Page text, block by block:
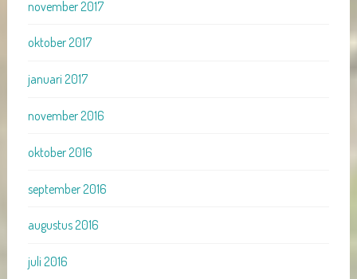
november 2017
oktober 2017
januari 2017
november 2016
oktober 2016
september 2016
augustus 2016
juli 2016